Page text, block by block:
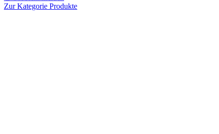
Zur Kategorie Produkte